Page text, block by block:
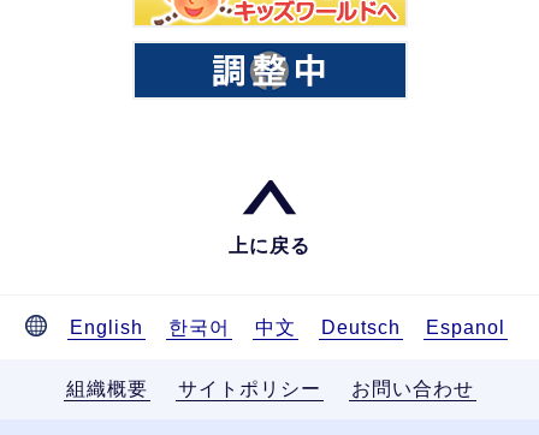
上に戻る
English 한국어 中文 Deutsch Espanol
組織概要 サイトポリシー お問い合わせ